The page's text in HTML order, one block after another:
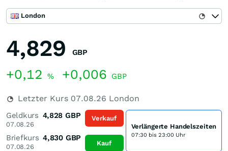
London
4,829 GBP
+0,12 % +0,006 GBP
Letzter Kurs 07.08.26 London
Geldkurs
07.08.26
4,828 GBP
Briefkurs
07.08.26
4,830 GBP
Verkauf
Kauf
Verlängerte Handelszeiten
07:30 bis 23:00 Uhr